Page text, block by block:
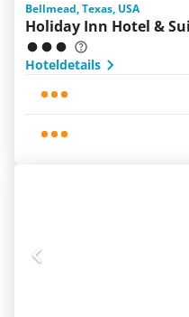
Bellmead, Texas, USA
Holiday Inn Hotel &
Hoteldetails